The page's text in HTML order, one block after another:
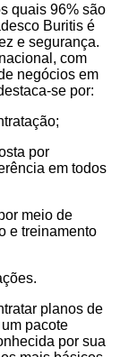
quais 96% são
Buritis é
e segurança.
com
negócios em
se por:
por
em todos
meio de
e treinamento
planos de
pacote
por sua